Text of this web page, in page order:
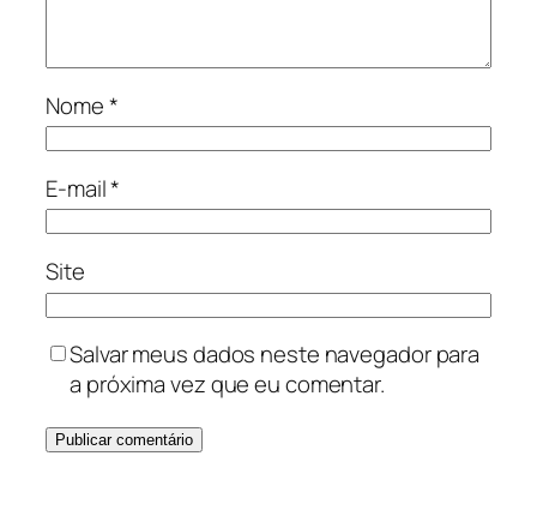
Nome*
E-mail*
Site
Salvar meus dados neste navegador para
a próxima vez que eu comentar.